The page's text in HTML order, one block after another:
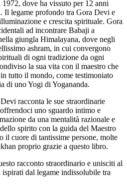
dove ha vissuto per 12 anni
Il legame profondo tra Gora Devi e
e crescita spirituale. Gora
ad incontrare Babaji a
giungla Himalayana, dove negli
ashram, in cui convergono
di ogni tradizione da ogni
la sua vita con il maestro che
tutto il mondo, come testimoniato
di uno Yogi di Yogananda.
racconta le sue straordinarie
uno sguardo intimo e
da una mentalità razionale e
spirito con la guida del Maestro
il cuore di tantissime persone, molte
proprio grazie a questo libro.
racconto straordinario e unisciti al
dal legame indissolubile tra